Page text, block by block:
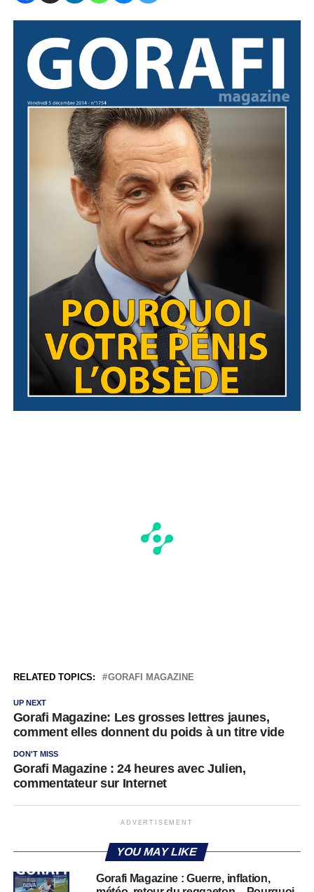
RELATED TOPICS: GORAFI MAGAZINE
UP NEXT
Gorafi Magazine: Les grosses lettres jaunes,
comment elles donnent du poids à un titre vide
DON'T MISS
Gorafi Magazine : 24 heures avec Julien,
commentateur sur Internet
ADVERTISEMENT
YOU MAY LIKE
Gorafi Magazine : Guerre, inflation,